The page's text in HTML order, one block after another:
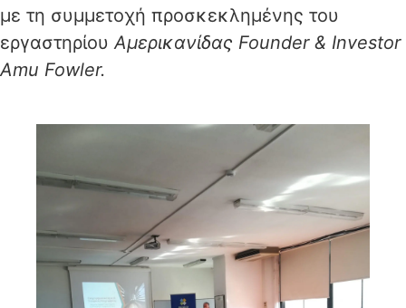
με τη συμμετοχή προσκεκλημένης του
εργαστηρίουΑμερικανίδας Founder & Investor
Amu Fowler.